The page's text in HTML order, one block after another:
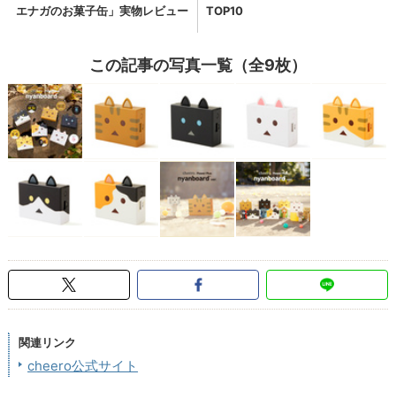
この記事の写真一覧（全9枚）
関連リンク
cheero公式サイト